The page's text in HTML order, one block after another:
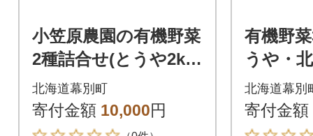
小笠原農園の有機野菜
2種詰合せ(とうや2k
g・リーキ1kg)《秋出
荷先行予約》[5369140
2]
北海道幕別町
寄付金額 10,000円
有機野
うや・
玉ねぎ)
先行予
北海道幕別
寄付金額